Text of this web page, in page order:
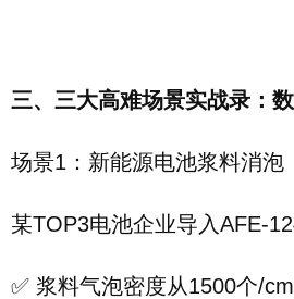
三、三大高难场景实战录：
场景1：新能源电池浆料消泡
某TOP3电池企业导入AFE-
✅ 浆料气泡密度从1500个/